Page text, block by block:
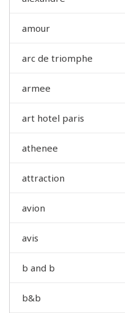
amour
arc de triomphe
armee
art hotel paris
athenee
attraction
avion
avis
b and b
b&b